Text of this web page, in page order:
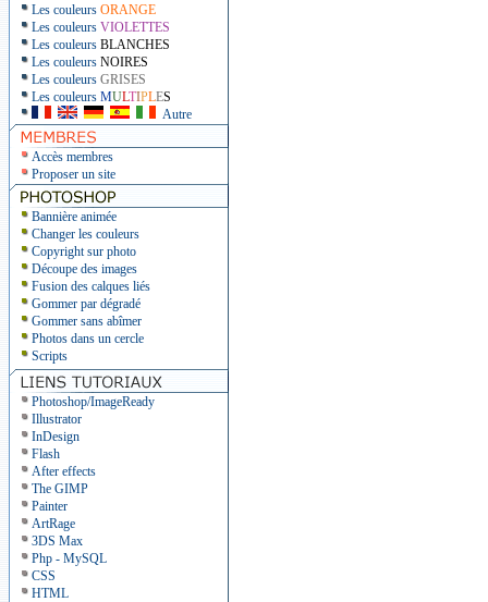
Les couleurs ORANGE
Les couleurs VIOLETTES
Les couleurs BLANCHES
Les couleurs NOIRES
Les couleurs GRISES
Les couleurs MULTIPLES
Autre
Accès membres
Proposer un site
Bannière animée
Changer les couleurs
Copyright sur photo
Découpe des images
Fusion des calques liés
Gommer par dégradé
Gommer sans abîmer
Photos dans un cercle
Scripts
Photoshop/ImageReady
Illustrator
InDesign
Flash
After effects
The GIMP
Painter
ArtRage
3DS Max
Php - MySQL
CSS
HTML